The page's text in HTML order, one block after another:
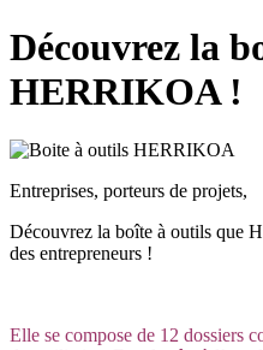
Découvrez la
HERRIKOA !
Entreprises, porteurs de projets,
Découvrez la boîte à outils que
des entrepreneurs !
Elle se compose de 12 dossiers